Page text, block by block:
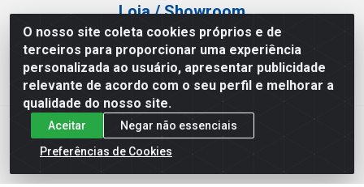
O nosso site coleta cookies próprios e de
terceiros para proporcionar uma experiência
personalizada ao usuário, apresentar publicidade
relevante de acordo com o seu perfil e melhorar a
qualidade do nosso site.
Aceitar
Negar não essenciais
Preferências de Cookies
Loja / Showroom
Tel.: (11) 3227-0546
Av Vautier, 587/597 - Pari - São Paulo/SP
Atef Distribuidora LTDA - Av. Vautier, 585/597 - Pari - São
Paulo/SP - CEP 03.032-000 - CNPJ 27.717.135/0001-29